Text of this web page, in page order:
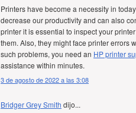
Printers have become a necessity in
decrease our productivity and can also
printer it is essential to inspect your
them. Also, they might face printer errors
such problems, you need an HP printer
assistance within minutes.
3 de agosto de 2022 a las 3:08
Bridger Grey Smith dijo...